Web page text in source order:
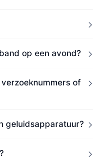
op een avond?
of
geluidsapparatuur?